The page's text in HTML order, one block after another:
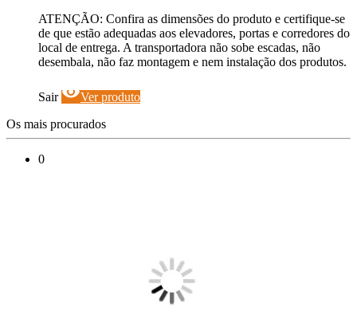
ATENÇÃO: Confira as dimensões do produto e certifique-se
de que estão adequadas aos elevadores, portas e corredores do
local de entrega. A transportadora não sobe escadas, não
desembala, não faz montagem e nem instalação dos produtos.
Sair visibilityVer produto
Os mais procurados
0